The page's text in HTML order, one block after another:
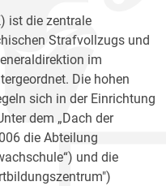
ist die zentrale
Strafvollzugs und
im
Die hohen
sich in der Einrichtung
dem „Dach der
die Abteilung
und die